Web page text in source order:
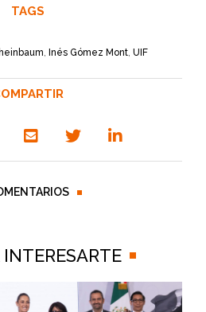
TAGS
, Inés Gómez Mont, UIF